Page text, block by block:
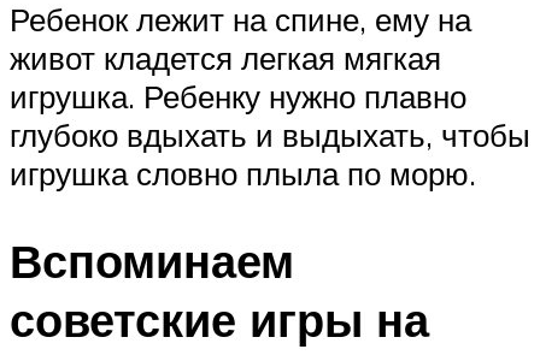
Ребенок лежит на спине, ему на
живот кладется легкая мягкая
игрушка. Ребенку нужно плавно
глубоко вдыхать и выдыхать, чтобы
игрушка словно плыла по морю.
Вспоминаем
советские игры на